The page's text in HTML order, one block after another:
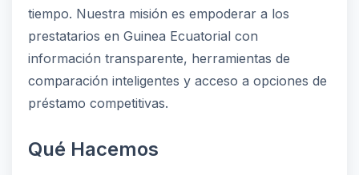
tiempo. Nuestra misión es empoderar a los
prestatarios en Guinea Ecuatorial con
información transparente, herramientas de
comparación inteligentes y acceso a opciones de
préstamo competitivas.
Qué Hacemos